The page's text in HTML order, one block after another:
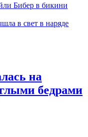
Бибер в бикини
в свет в наряде
на
бедрами